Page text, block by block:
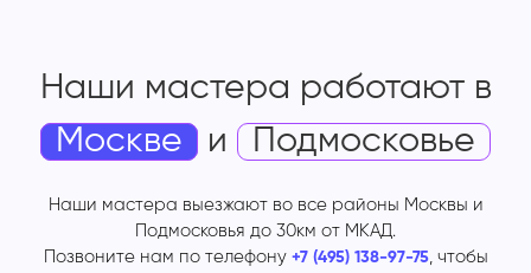
Наши мастера работают в
Москве
и Подмосковье
Наши мастера выезжают во все районы Москвы и
Подмосковья до 30км от МКАД.
Позвоните нам по телефону +7 (495) 138-97-75, чтобы